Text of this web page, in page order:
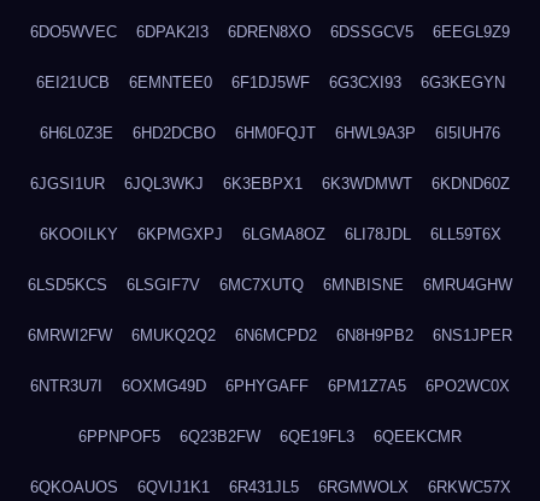
6DO5WVEC 6DPAK2I3 6DREN8XO 6DSSGCV5 6EEGL9Z9
6EI21UCB 6EMNTEE0 6F1DJ5WF 6G3CXI93 6G3KEGYN
6H6L0Z3E 6HD2DCBO 6HM0FQJT 6HWL9A3P 6I5IUH76
6JGSI1UR 6JQL3WKJ 6K3EBPX1 6K3WDMWT 6KDND60Z
6KOOILKY 6KPMGXPJ 6LGMA8OZ 6LI78JDL 6LL59T6X
6LSD5KCS 6LSGIF7V 6MC7XUTQ 6MNBISNE 6MRU4GHW
6MRWI2FW 6MUKQ2Q2 6N6MCPD2 6N8H9PB2 6NS1JPER
6NTR3U7I 6OXMG49D 6PHYGAFF 6PM1Z7A5 6PO2WC0X
6PPNPOF5 6Q23B2FW 6QE19FL3 6QEEKCMR
6QKOAUOS 6QVIJ1K1 6R431JL5 6RGMWOLX 6RKWC57X